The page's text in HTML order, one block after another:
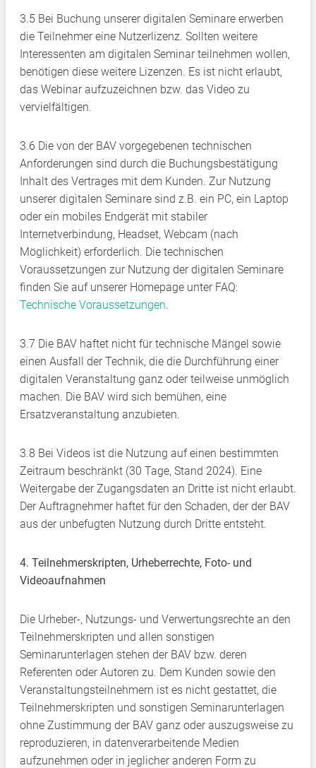
3.5 Bei Buchung unserer digitalen Seminare erwerben
die Teilnehmer eine Nutzerlizenz. Sollten weitere
Interessenten am digitalen Seminar teilnehmen wollen,
benötigen diese weitere Lizenzen. Es ist nicht erlaubt,
das Webinar aufzuzeichnen bzw. das Video zu
vervielfältigen.
3.6 Die von der BAV vorgegebenen technischen
Anforderungen sind durch die Buchungsbestätigung
Inhalt des Vertrages mit dem Kunden. Zur Nutzung
unserer digitalen Seminare sind z.B. ein PC, ein Laptop
oder ein mobiles Endgerät mit stabiler
Internetverbindung, Headset, Webcam (nach
Möglichkeit) erforderlich. Die technischen
Voraussetzungen zur Nutzung der digitalen Seminare
finden Sie auf unserer Homepage unter FAQ:
Technische Voraussetzungen.
3.7 Die BAV haftet nicht für technische Mängel sowie
einen Ausfall der Technik, die die Durchführung einer
digitalen Veranstaltung ganz oder teilweise unmöglich
machen. Die BAV wird sich bemühen, eine
Ersatzveranstaltung anzubieten.
3.8 Bei Videos ist die Nutzung auf einen bestimmten
Zeitraum beschränkt (30 Tage, Stand 2024). Eine
Weitergabe der Zugangsdaten an Dritte ist nicht erlaubt.
Der Auftragnehmer haftet für den Schaden, der der BAV
aus der unbefugten Nutzung durch Dritte entsteht.
4. Teilnehmerskripten, Urheberrechte, Foto- und
Videoaufnahmen
Die Urheber-, Nutzungs- und Verwertungsrechte an den
Teilnehmerskripten und allen sonstigen
Seminarunterlagen stehen der BAV bzw. deren
Referenten oder Autoren zu. Dem Kunden sowie den
Veranstaltungsteilnehmern ist es nicht gestattet, die
Teilnehmerskripten und sonstigen Seminarunterlagen
ohne Zustimmung der BAV ganz oder auszugsweise zu
reproduzieren, in datenverarbeitende Medien
aufzunehmen oder in jeglicher anderen Form zu